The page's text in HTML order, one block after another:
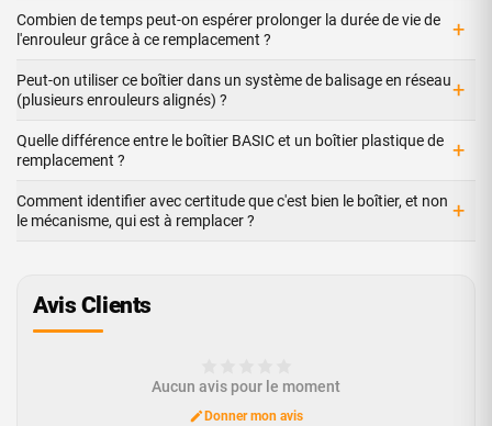
Combien de temps peut-on espérer prolonger la durée de vie de
l'enrouleur grâce à ce remplacement ?
+
Peut-on utiliser ce boîtier dans un système de balisage en réseau
(plusieurs enrouleurs alignés) ?
+
Quelle différence entre le boîtier BASIC et un boîtier plastique de
remplacement ?
+
Comment identifier avec certitude que c'est bien le boîtier, et non
le mécanisme, qui est à remplacer ?
+
Avis Clients
Aucun avis pour le moment
Donner mon avis